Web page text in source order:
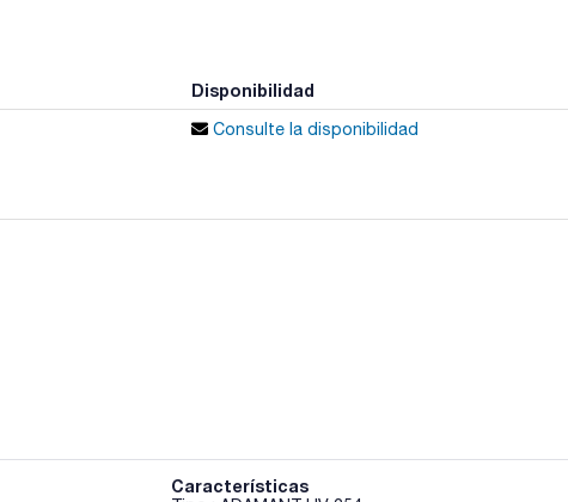
Disponibilidad
Consulte la disponibilidad
Características